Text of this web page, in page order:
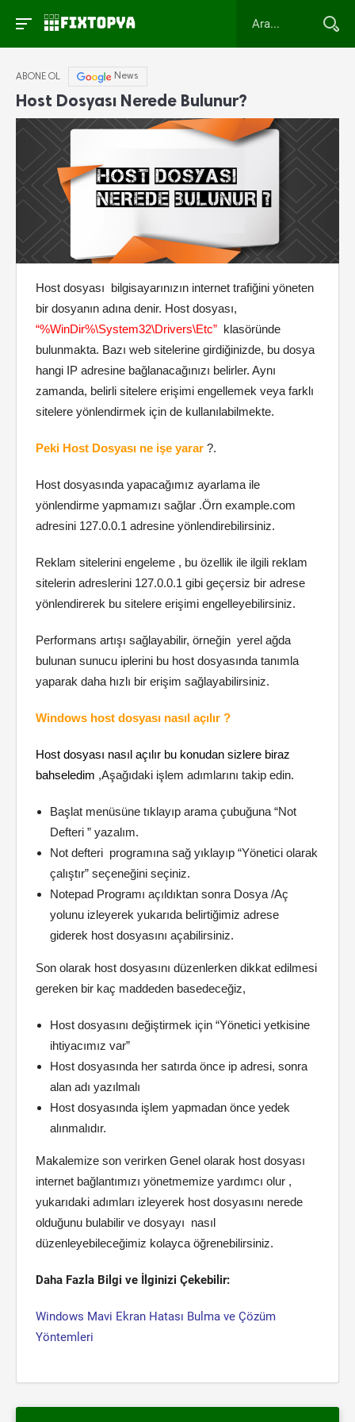
ABONE OL News
Host Dosyası Nerede Bulunur?
Host dosyası bilgisayarınızın internet trafiğini yöneten
bir dosyanın adına denir. Host dosyası,
“%WinDir%\System32\Drivers\Etc” klasöründe
bulunmakta. Bazı web sitelerine girdiğinizde, bu dosya
hangi IP adresine bağlanacağınızı belirler. Aynı
zamanda, belirli sitelere erişimi engellemek veya farklı
sitelere yönlendirmek için de kullanılabilmekte.
Peki Host Dosyası ne işe yarar ?.
Host dosyasında yapacağımız ayarlama ile
yönlendirme yapmamızı sağlar .Örn example.com
adresini 127.0.0.1 adresine yönlendirebilirsiniz.
Reklam sitelerini engeleme , bu özellik ile ilgili reklam
sitelerin adreslerini 127.0.0.1 gibi geçersiz bir adrese
yönlendirerek bu sitelere erişimi engelleyebilirsiniz.
Performans artışı sağlayabilir, örneğin yerel ağda
bulunan sunucu iplerini bu host dosyasında tanımla
yaparak daha hızlı bir erişim sağlayabilirsiniz.
Windows host dosyası nasıl açılır ?
Host dosyası nasıl açılır bu konudan sizlere biraz
bahseledim ,Aşağıdaki işlem adımlarını takip edin.
Başlat menüsüne tıklayıp arama çubuğuna “Not
Defteri ” yazalım.
Not defteri programına sağ yıklayıp “Yönetici olarak
çalıştır” seçeneğini seçiniz.
Notepad Programı açıldıktan sonra Dosya /Aç
yolunu izleyerek yukarıda belirtiğimiz adrese
giderek host dosyasını açabilirsiniz.
Son olarak host dosyasını düzenlerken dikkat edilmesi
gereken bir kaç maddeden basedeceğiz,
Host dosyasını değiştirmek için “Yönetici yetkisine
ihtiyacımız var”
Host dosyasında her satırda önce ip adresi, sonra
alan adı yazılmalı
Host dosyasında işlem yapmadan önce yedek
alınmalıdır.
Makalemize son verirken Genel olarak host dosyası
internet bağlantımızı yönetmemize yardımcı olur ,
yukarıdaki adımları izleyerek host dosyasını nerede
olduğunu bulabilir ve dosyayı nasıl
düzenleyebileceğimiz kolayca öğrenebilirsiniz.
Daha Fazla Bilgi ve İlginizi Çekebilir:
Windows Mavi Ekran Hatası Bulma ve Çözüm
Yöntemleri